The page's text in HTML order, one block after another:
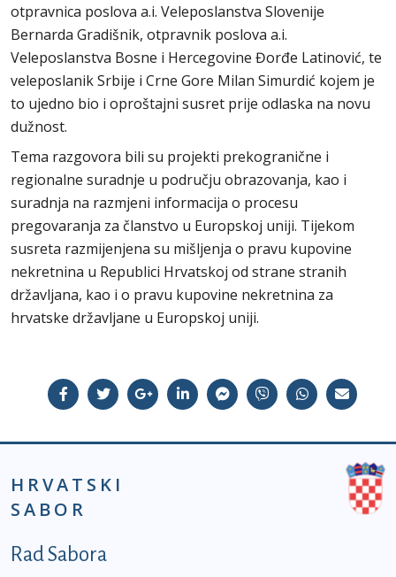
otpravnica poslova a.i. Veleposlanstva Slovenije
Bernarda Gradišnik, otpravnik poslova a.i.
Veleposlanstva Bosne i Hercegovine Đorđe Latinović, te
veleposlanik Srbije i Crne Gore Milan Simurdić kojem je
to ujedno bio i oproštajni susret prije odlaska na novu
dužnost.
Tema razgovora bili su projekti prekogranične i
regionalne suradnje u području obrazovanja, kao i
suradnja na razmjeni informacija o procesu
pregovaranja za članstvo u Europskoj uniji. Tijekom
susreta razmijenjena su mišljenja o pravu kupovine
nekretnina u Republici Hrvatskoj od strane stranih
državljana, kao i o pravu kupovine nekretnina za
hrvatske državljane u Europskoj uniji.
HRVATSKI
SABOR
Podnožje prvi izbornik
Rad Sabora